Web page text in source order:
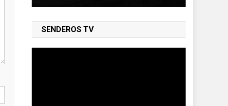
SENDEROS TV